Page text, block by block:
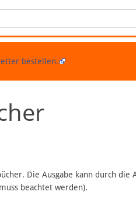
bestellen.
Die Ausgabe kann durch die
beachtet werden).